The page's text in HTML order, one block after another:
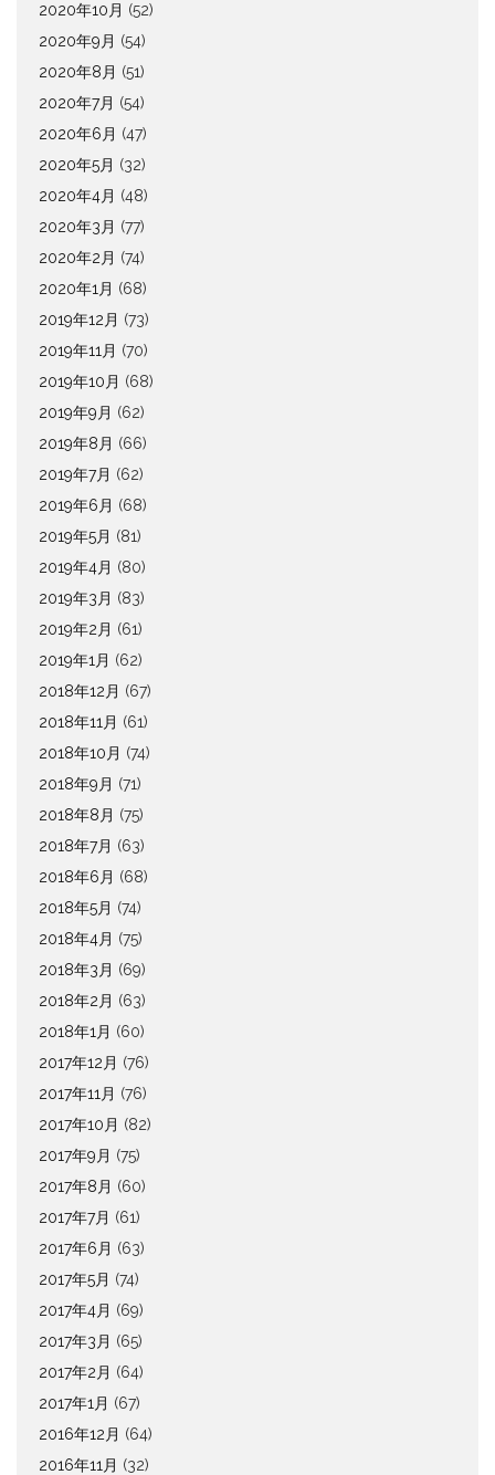
2020年10月 (52)
2020年9月 (54)
2020年8月 (51)
2020年7月 (54)
2020年6月 (47)
2020年5月 (32)
2020年4月 (48)
2020年3月 (77)
2020年2月 (74)
2020年1月 (68)
2019年12月 (73)
2019年11月 (70)
2019年10月 (68)
2019年9月 (62)
2019年8月 (66)
2019年7月 (62)
2019年6月 (68)
2019年5月 (81)
2019年4月 (80)
2019年3月 (83)
2019年2月 (61)
2019年1月 (62)
2018年12月 (67)
2018年11月 (61)
2018年10月 (74)
2018年9月 (71)
2018年8月 (75)
2018年7月 (63)
2018年6月 (68)
2018年5月 (74)
2018年4月 (75)
2018年3月 (69)
2018年2月 (63)
2018年1月 (60)
2017年12月 (76)
2017年11月 (76)
2017年10月 (82)
2017年9月 (75)
2017年8月 (60)
2017年7月 (61)
2017年6月 (63)
2017年5月 (74)
2017年4月 (69)
2017年3月 (65)
2017年2月 (64)
2017年1月 (67)
2016年12月 (64)
2016年11月 (32)